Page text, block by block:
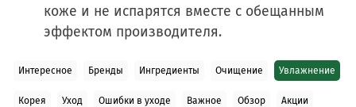
Интересное Бренды Ингредиенты Очищение Увлажнение
Корея Уход Ошибки в уходе Важное Обзор Акции
коже и не испарятся вместе с обещанным
эффектом производителя.